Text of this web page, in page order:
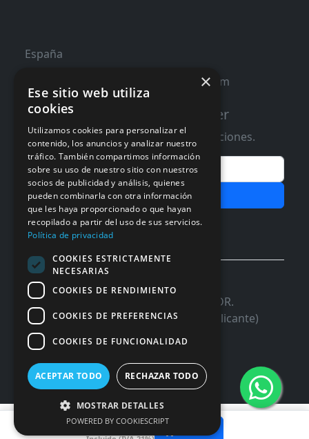
17,42 €
España
contacto@distribucioninformatica.com
Suscribete a nuestro Newsletter
Te informaremos de ofertas y promociones.
Email
Subscribir
Aceptar Politica dePrivacidad
© 2026 InforSystem Programacion y
Aplicaciones, S.L. CIF: B54337985 | C/DR.
Marañon, 17 Local 5 | 03680 - ASPE (Alicante)
×
Ese sitio web utiliza
cookies
Utilizamos cookies para personalizar el
contenido, los anuncios y analizar nuestro
tráfico. También compartimos información
sobre su uso de nuestro sitio con nuestros
socios de publicidad y análisis, quienes
pueden combinarla con otra información
que les haya proporcionado o que hayan
recopilado a partir del uso de sus servicios.
Política de privacidad
COOKIES ESTRICTAMENTE
NECESARIAS
COOKIES DE RENDIMIENTO
COOKIES DE PREFERENCIAS
COOKIES DE FUNCIONALIDAD
ACEPTAR TODO RECHAZAR TODO
MOSTRAR DETALLES
POWERED BY COOKIESCRIPT